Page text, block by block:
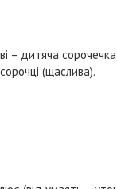
– дитяча
(щаслива).